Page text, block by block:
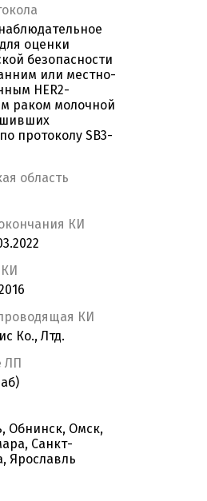
оценки
безопасности
или местно-
HER2-
раком молочной
протоколу SB3-
область
КИ
КИ
Ко., Лтд.
ЛП
Обнинск, Омск,
Санкт-
Ярославль